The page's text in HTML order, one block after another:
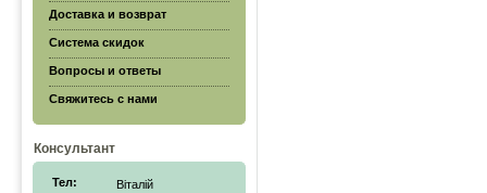
Доставка и возврат
Система скидок
Вопросы и ответы
Свяжитесь с нами
Консультант
Тел:
Віталій